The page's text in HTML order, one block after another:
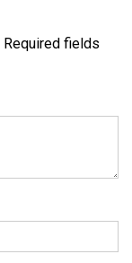
Required fields